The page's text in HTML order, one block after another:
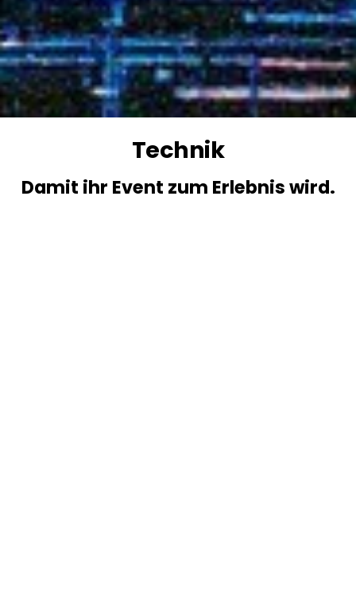
Technik
Damit ihr Event zum Erlebnis wird.